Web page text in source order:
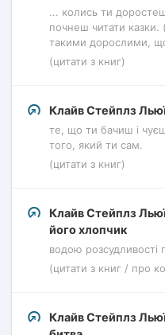
... колись ти
почнеш читати казки.
такими дорослими, що
(цитати з книг)
Клайв Стейплз
те, що ти бачиш і
того, який ти сам.
(цитати з книг)
Клайв Стейплз
його хлопчик
водою розсудливості
(цитати з книг / про
Клайв Стейплз